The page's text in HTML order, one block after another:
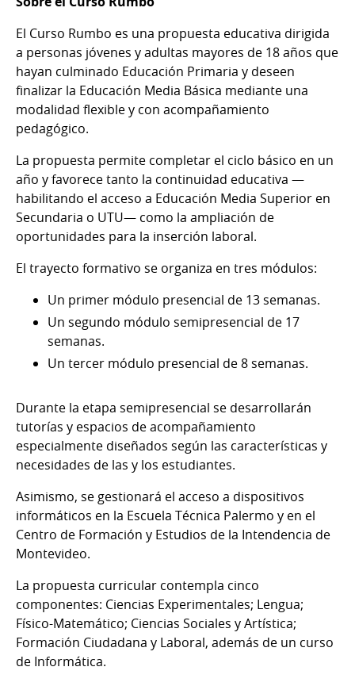
El Curso Rumbo es una propuesta educativa dirigida
a personas jóvenes y adultas mayores de 18 años que
hayan culminado Educación Primaria y deseen
finalizar la Educación Media Básica mediante una
modalidad flexible y con acompañamiento
pedagógico.
La propuesta permite completar el ciclo básico en un
año y favorece tanto la continuidad educativa —
habilitando el acceso a Educación Media Superior en
Secundaria o UTU— como la ampliación de
oportunidades para la inserción laboral.
El trayecto formativo se organiza en tres módulos:
Un primer módulo presencial de 13 semanas.
Un segundo módulo semipresencial de 17
semanas.
Un tercer módulo presencial de 8 semanas.
Durante la etapa semipresencial se desarrollarán
tutorías y espacios de acompañamiento
especialmente diseñados según las características y
necesidades de las y los estudiantes.
Asimismo, se gestionará el acceso a dispositivos
informáticos en la Escuela Técnica Palermo y en el
Centro de Formación y Estudios de la Intendencia de
Montevideo.
La propuesta curricular contempla cinco
componentes: Ciencias Experimentales; Lengua;
Físico-Matemático; Ciencias Sociales y Artística;
Formación Ciudadana y Laboral, además de un curso
de Informática.